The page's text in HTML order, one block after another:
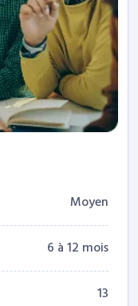
Moyen
6 à 12 mois
13